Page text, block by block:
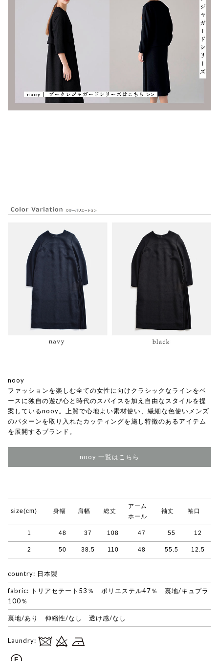
nooy
ファッションを楽しむ全ての女性に向けクラシックなラインをベ
ースに独自の遊び心と時代のスパイスを加え自由なスタイルを提
案しているnooy。上質で心地よい素材使い、繊細な色使いメンズ
のパターンを取り入れたカッティングを施し特徴のあるアイテム
を展開するブランド。
nooy 一覧はこちら
size(cm) 身幅 肩幅 総丈
アーム
ホール
袖丈 袖口
1 48 37 108 47 55 12
2 50 38.5 110 48 55.5 12.5
country: 日本製
fabric: トリアセテート53％ ポリエステル47％ 裏地/キュプラ
100％
裏地/あり 伸縮性/なし 透け感/なし
Laundry: